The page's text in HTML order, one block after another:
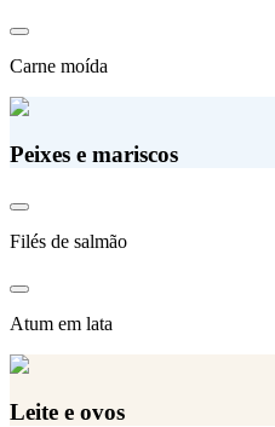
Carne moída
Peixes e mariscos
Filés de salmão
Atum em lata
Leite e ovos